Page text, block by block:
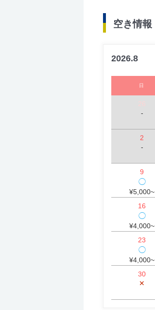
空き情報
2026.8
日
26
-
2
-
9
◯
¥5,000~
16
◯
¥4,000~
23
◯
¥4,000~
30
✕